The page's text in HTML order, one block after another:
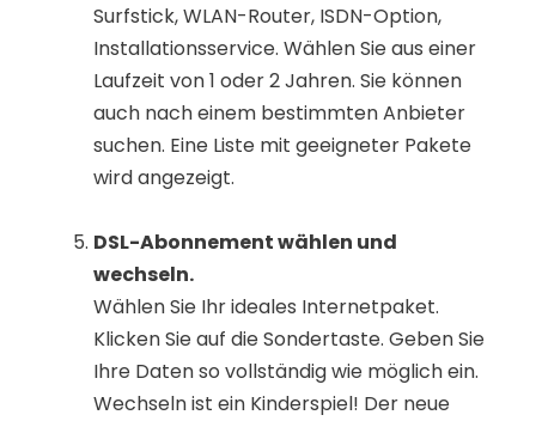
Surfstick, WLAN-Router, ISDN-Option,
Installationsservice. Wählen Sie aus einer
Laufzeit von 1 oder 2 Jahren. Sie können
auch nach einem bestimmten Anbieter
suchen. Eine Liste mit geeigneter Pakete
wird angezeigt.
DSL-Abonnement wählen und
wechseln.
Wählen Sie Ihr ideales Internetpaket.
Klicken Sie auf die Sondertaste. Geben Sie
Ihre Daten so vollständig wie möglich ein.
Wechseln ist ein Kinderspiel! Der neue